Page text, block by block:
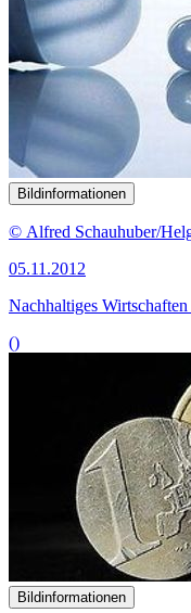
Bildinformationen
© Alfred Schauhuber/
05.11.2012
Nachhaltiges
()
Bildinformationen